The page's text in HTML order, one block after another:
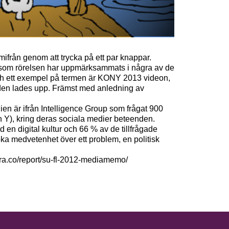
genom att trycka på ett par knappar.
rörelsen har uppmärksammats i några av de
ett exempel på termen är KONY 2013 videon,
lades upp. Främst med anledning av
är ifrån Intelligence Group som frågat 900
kring deras sociala medier beteenden.
en digital kultur och 66 % av de tillfrågade
medvetenhet över ett problem, en politisk
report/su-fl-2012-mediamemo/